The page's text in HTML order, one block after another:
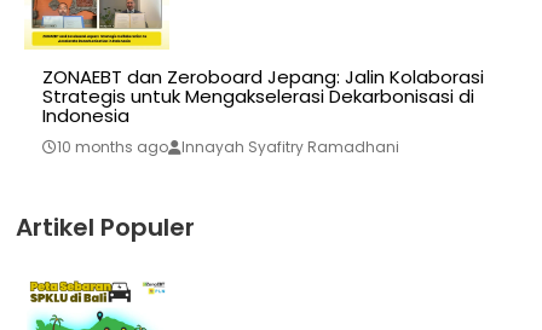
ZONAEBT dan Zeroboard Jepang: Jalin Kolaborasi
Strategis untuk Mengakselerasi Dekarbonisasi di
Indonesia
10 months ago Innayah Syafitry Ramadhani
Artikel Populer